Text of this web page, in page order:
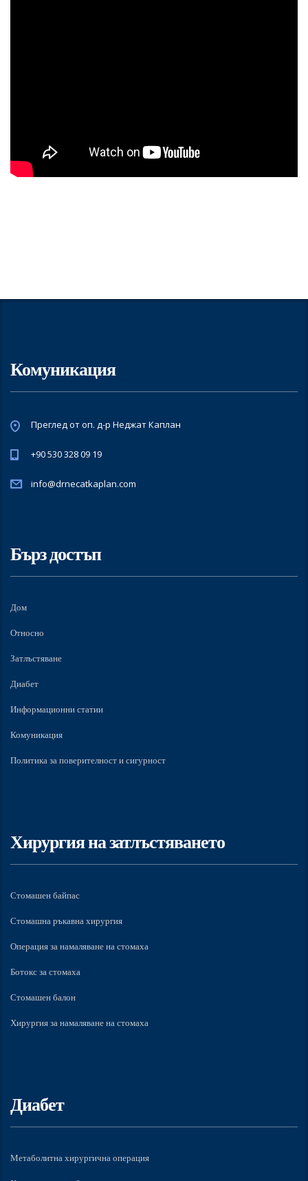
Комуникация
Преглед от оп. д-р Неджат Каплан
+90 530 328 09 19
info@drnecatkaplan.com
Бърз достъп
Дом
Относно
Затлъстяване
Диабет
Информационни статии
Комуникация
Политика за поверителност и сигурност
Хирургия на затлъстяването
Стомашен байпас
Стомашна ръкавна хирургия
Операция за намаляване на стомаха
Ботокс за стомаха
Стомашен балон
Хирургия за намаляване на стомаха
Диабет
Метаболитна хирургична операция